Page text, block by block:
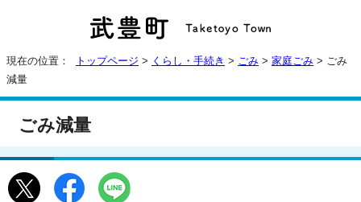
現在の位置： トップページ > くらし・手続き > ごみ > 家庭ごみ > ごみ
減量
ごみ減量